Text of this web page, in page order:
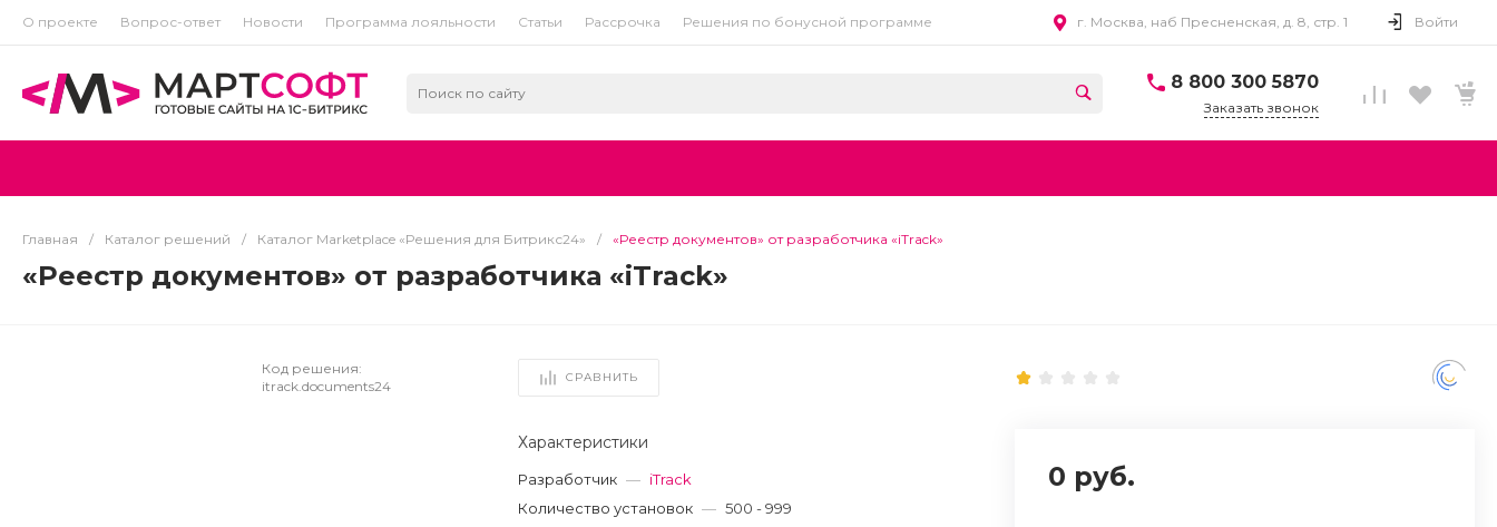
О проекте Вопрос-ответ Новости Программа лояльности Статьи Рассрочка Решения по бонусной программе г. Москва, наб Пресненская, д. 8, стр. 1 Войти
8 800 300 5870
Заказать звонок
Главная / Каталог решений / Каталог Marketplace «Решения для Битрикс24» / «Реестр документов» от разработчика «iTrack»
«Реестр документов» от разработчика «iTrack»
Код решения:
itrack.documents24
СРАВНИТЬ
Характеристики
Разработчик — iTrack
Количество установок — 500 - 999
0 руб.